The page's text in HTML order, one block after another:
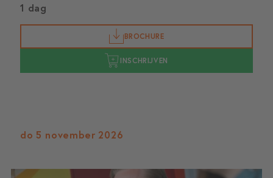
1 dag
BROCHURE
INSCHRIJVEN
do 5 november 2026